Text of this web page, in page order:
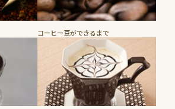
コーヒー豆ができるまで